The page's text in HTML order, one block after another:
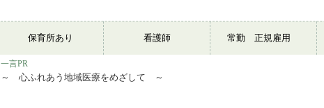
保育所あり 看護師 常勤 正規雇用
一言PR
～ 心ふれあう地域医療をめざして ～